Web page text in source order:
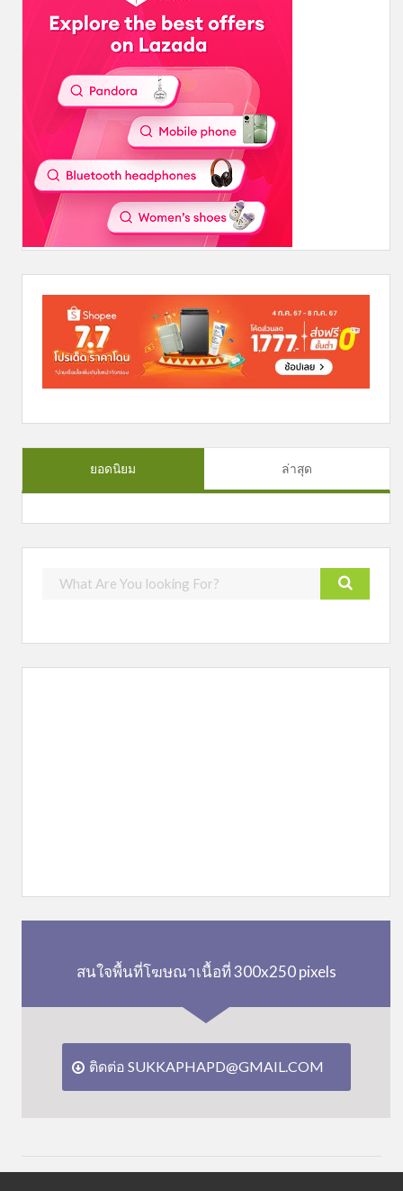
ยอดนิยม ล่าสุด
สนใจพื้นที่โฆษณาเนื้อที่ 300x250 pixels
ติดต่อ SUKKAPHAPD@GMAIL.COM